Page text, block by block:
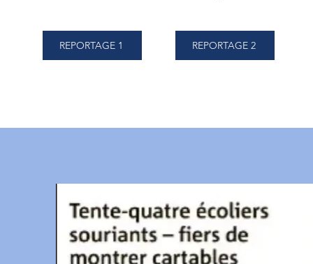
REPORTAGE 1 REPORTAGE 2